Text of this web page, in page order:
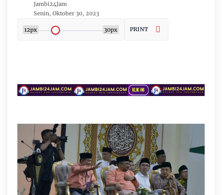
Jambi24Jam
Senin, Oktober 30, 2023
12px 30px PRINT